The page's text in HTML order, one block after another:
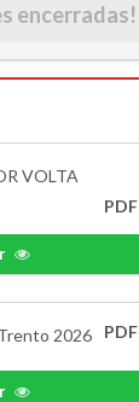
encerradas!
VOLTA
PDF
2026 PDF